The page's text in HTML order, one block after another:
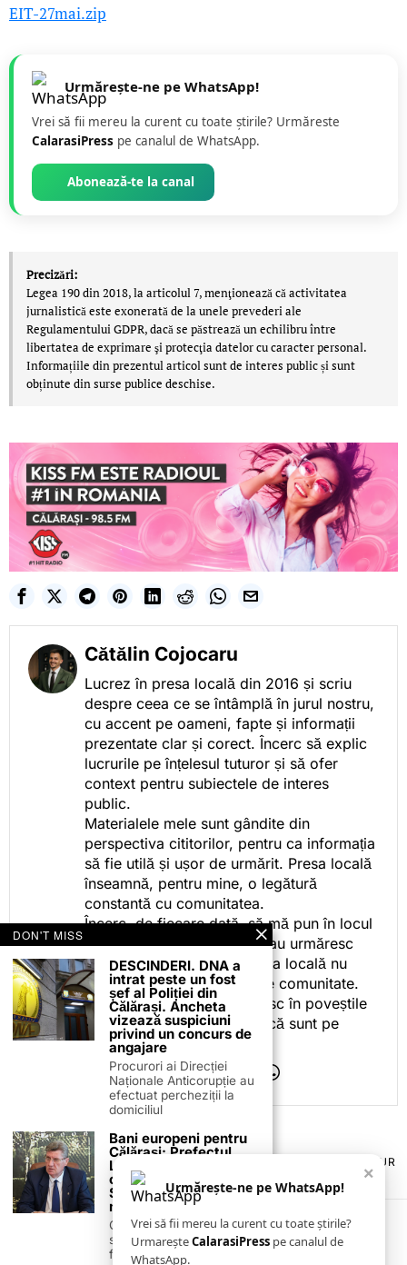
EIT-27mai.zip
Urmărește-ne pe WhatsApp!
Vrei să fii mereu la curent cu toate știrile? Urmăreste
CalarasiPress pe canalul de WhatsApp.
Abonează-te la canal
Precizări:
Legea 190 din 2018, la articolul 7, menţionează că activitatea
jurnalistică este exonerată de la unele prevederi ale
Regulamentului GDPR, dacă se păstrează un echilibru între
libertatea de exprimare şi protecţia datelor cu caracter personal.
Informațiile din prezentul articol sunt de interes public și sunt
obținute din surse publice deschise.
Cătălin Cojocaru
Lucrez în presa locală din 2016 și scriu
despre ceea ce se întâmplă în jurul nostru,
cu accent pe oameni, fapte și informații
prezentate clar și corect. Încerc să explic
lucrurile pe înțelesul tuturor și să ofer
context pentru subiectele de interes
public.
Materialele mele sunt gândite din
perspectiva cititorilor, pentru ca informația
să fie utilă și ușor de urmărit. Presa locală
înseamnă, pentru mine, o legătură
constantă cu comunitatea.
Încerc, de fiecare dată, să mă pun în locul
celor care citesc, privesc sau urmăresc
ceea ce fac. Pentru că presa locală nu
este despre mine, ci despre comunitate.
Iar dacă oamenii se regăsesc în poveștile
pe care le spun, înseamnă că sunt pe
drumul bun.
TERMENI ȘI CONDIȚII
POLITICA DE ANULARE & RETUR
PUBLICITATE ONLINE & TIPĂRITĂ
CONTACT
ZIARUL ANUNȚUL CĂLĂRĂȘEAN
×
Urmărește-ne pe WhatsApp!
Vrei să fii mereu la curent cu toate știrile?
UrmareșteCalarasiPress pe canalul de
WhatsApp.
DON'T MISS
DESCINDERI. DNA a
intrat peste un fost
șef al Poliției din
Călărași. Ancheta
vizează suspiciuni
privind un concurs de
angajare
Procurori ai Direcției
Naționale Anticorupție au
efectuat percheziții la
domiciliul
Bani europeni pentru
Călărași: Prefectul
Laurențiu State anunță
colaborarea cu ADR
Sud-Muntenia pentru
noi finanțări
Călărașul se pregătește
să intre pe harta
finanțărilor europene, cu